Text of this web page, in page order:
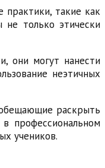
практики, такие как
не только этически
они могут нанести
неэтичных
раскрыть
профессиональном
учеников.